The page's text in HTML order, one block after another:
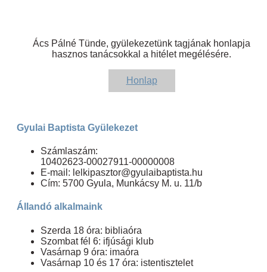
Ács Pálné Tünde, gyülekezetünk tagjának honlapja
hasznos tanácsokkal a hitélet megélésére.
Honlap
Gyulai Baptista Gyülekezet
Számlaszám:
10402623-00027911-00000008
E-mail: lelkipasztor@gyulaibaptista.hu
Cím: 5700 Gyula, Munkácsy M. u. 11/b
Állandó alkalmaink
Szerda 18 óra: bibliaóra
Szombat fél 6: ifjúsági klub
Vasárnap 9 óra: imaóra
Vasárnap 10 és 17 óra: istentisztelet